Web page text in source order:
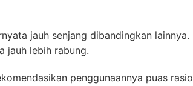
jauh senjang dibandingkan lainnya.
jauh lebih rabung.
penggunaannya puas rasio